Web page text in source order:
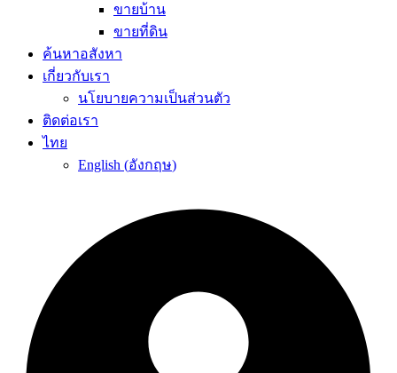
ขายบ้าน
ขายที่ดิน
ค้นหาอสังหา
เกี่ยวกับเรา
นโยบายความเป็นส่วนตัว
ติดต่อเรา
ไทย
English (อังกฤษ)